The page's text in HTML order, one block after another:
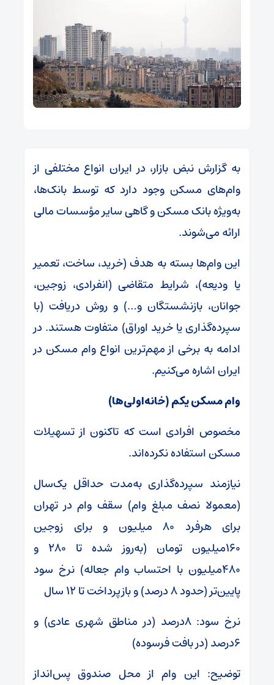
به گزارش نبض بازار، در ایران انواع مختلفی از
وام‌های مسکن وجود دارد که توسط بانک‌ها،
به‌ویژه بانک مسکن و گاهی سایر مؤسسات مالی
ارائه می‌شوند.
این وام‌ها بسته به هدف (خرید، ساخت، تعمیر
یا ودیعه)، شرایط متقاضی (انفرادی، زوجین،
جوانان، بازنشستگان و…) و روش دریافت (با
سپرده‌گذاری یا خرید اوراق) متفاوت هستند. در
ادامه به برخی از مهم‌ترین انواع وام مسکن در
ایران اشاره می‌کنیم.
وام مسکن یکم (خانه‌اولی‌ها)
مخصوص افرادی است که تاکنون از تسهیلات
مسکن استفاده نکرده‌اند.
نیازمند سپرده‌گذاری به‌مدت حداقل یک‌سال
(معمولا نصف مبلغ وام) سقف وام در تهران
برای هرفرد ۸۰ میلیون و برای زوجین
۱۶۰میلیون تومان (به‌روز شده تا ۲۸۰ و
۴۸۰میلیون با احتساب وام جعاله) نرخ سود
پایین‌تر (حدود ۸ درصد) و بازپرداخت تا ۱۲ سال
نرخ سود: ۸درصد (در مناطق شهری عادی) و
۶درصد (در بافت فرسوده)
توضیح: این وام از محل صندوق پس‌انداز